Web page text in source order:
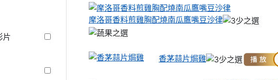
片
摩洛哥香料煎雞胸配燒南瓜鷹嘴豆沙律
香茅蒜片焗雞